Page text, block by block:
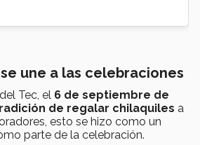
une a las celebraciones
Tec, el 6 de septiembre de
de regalar chilaquiles a
esto se hizo como un
parte de la celebración.